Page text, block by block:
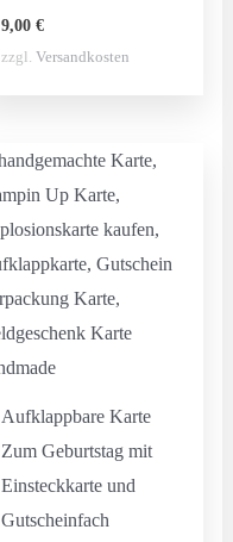
9,00€
zzgl.Versandkosten
Aufklappbare Karte
Zum Geburtstag mit
Einsteckkarte und
Gutscheinfach